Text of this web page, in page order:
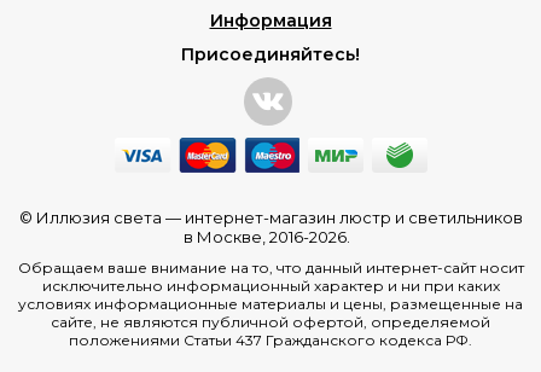
Информация
Присоединяйтесь!
© Иллюзия света — интернет-магазин люстр и светильников
в Москве , 2016-2026.
Обращаем ваше внимание на то, что данный интернет-сайт носит
исключительно информационный характер и ни при каких
условиях информационные материалы и цены, размещенные на
сайте, не являются публичной офертой, определяемой
положениями Статьи 437 Гражданского кодекса РФ.